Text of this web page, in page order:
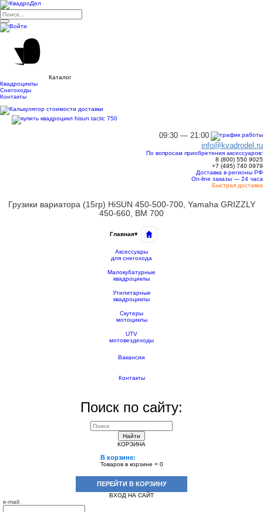
Каталог
Квадроциклы
Снегоходы
Контакты
09:30 — 21:00
info@kvadrodel.ru
По вопросам приобретения аксессуаров:
8 (800) 550 9025
+7 (495) 740 0979
Доставка в регионы РФ
On-line заказы — 24 часа
Быстрая доставка
Грузики вариатора (15гр) HiSUN 450-500-700, Yamaha GRIZZLY
450-660, ВМ 700
Главная▾
Аксессуары
для снегохода
Малокубатурные
квадроциклы
Утилитарные
квадроциклы
Скутеры
мотоциклы
UTV
мотовездеходы
Вакансии
Контакты
Поиск по сайту:
Найти
КОРЗИНА
В корзине:
Товаров в корзине = 0
ПЕРЕЙТИ В КОРЗИНУ
ВХОД НА САЙТ
e-mail: